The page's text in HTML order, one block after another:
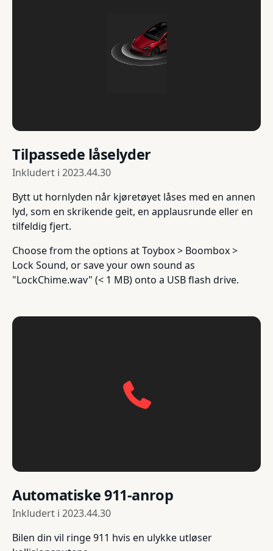
Tilpassede låselyder
Inkludert i 2023.44.30
Bytt ut hornlyden når kjøretøyet låses med en annen
lyd, som en skrikende geit, en applausrunde eller en
tilfeldig fjert.
Choose from the options at Toybox > Boombox >
Lock Sound, or save your own sound as
"LockChime.wav" (< 1 MB) onto a USB flash drive.
Automatiske 911-anrop
Inkludert i 2023.44.30
Bilen din vil ringe 911 hvis en ulykke utløser